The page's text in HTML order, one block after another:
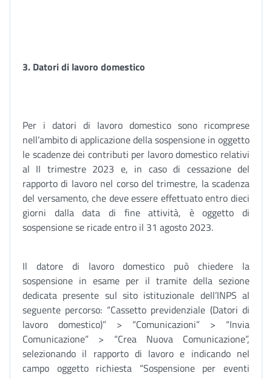
3. Datori di lavoro domestico
Per i datori di lavoro domestico sono ricomprese
nell’ambito di applicazione della sospensione in oggetto
le scadenze dei contributi per lavoro domestico relativi
al II trimestre 2023 e, in caso di cessazione del
rapporto di lavoro nel corso del trimestre, la scadenza
del versamento, che deve essere effettuato entro dieci
giorni dalla data di fine attività, è oggetto di
sospensione se ricade entro il 31 agosto 2023.
Il datore di lavoro domestico può chiedere la
sospensione in esame per il tramite della sezione
dedicata presente sul sito istituzionale dell’INPS al
seguente percorso: “Cassetto previdenziale (Datori di
lavoro domestico)” > “Comunicazioni” > “Invia
Comunicazione” > “Crea Nuova Comunicazione”,
selezionando il rapporto di lavoro e indicando nel
campo oggetto richiesta “Sospensione per eventi